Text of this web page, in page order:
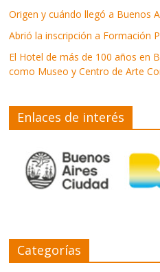
Origen y cuándo llegó a Buenos
Abrió la inscripción a Formación
El Hotel de más de 100 años en
como Museo y Centro de Arte
Enlaces de interés
Categorías